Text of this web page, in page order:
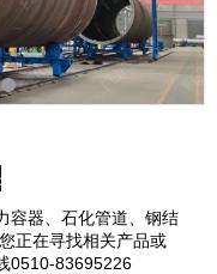
容器、石化管道、钢结
正在寻找相关产品或
0510-83695226